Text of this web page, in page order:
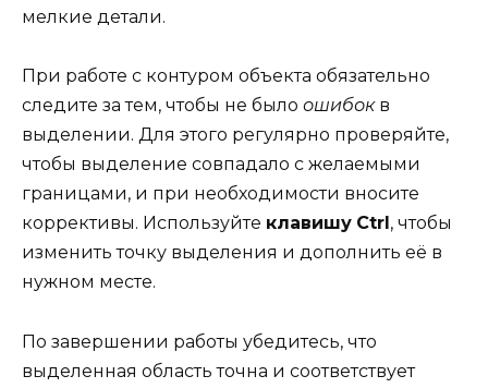
мелкие детали.
При работе с контуром объекта обязательно
следите за тем, чтобы не было ошибокв
выделении. Для этого регулярно проверяйте,
чтобы выделение совпадало с желаемыми
границами, и при необходимости вносите
коррективы. Используйте клавишу Ctrl , чтобы
изменить точку выделения и дополнить её в
нужном месте.
По завершении работы убедитесь, что
выделенная область точна и соответствует